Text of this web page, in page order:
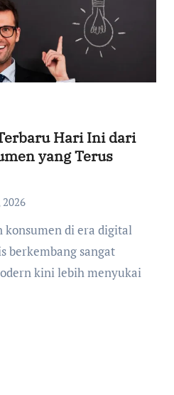
Hari Ini dari
yang Terus
berkembang sangat
kini lebih menyukai